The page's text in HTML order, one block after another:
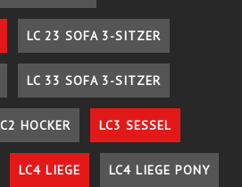
LC 23 SOFA 3-SITZER
LC 33 SOFA 3-SITZER
HOCKER LC3 SESSEL
LC4 LIEGE LC4 LIEGE PONY